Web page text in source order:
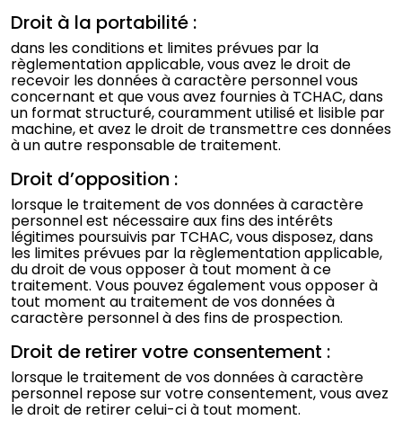
Droit à la portabilité :
dans les conditions et limites prévues par la
règlementation applicable, vous avez le droit de
recevoir les données à caractère personnel vous
concernant et que vous avez fournies à TCHAC, dans
un format structuré, couramment utilisé et lisible par
machine, et avez le droit de transmettre ces données
à un autre responsable de traitement.
Droit d’opposition :
lorsque le traitement de vos données à caractère
personnel est nécessaire aux fins des intérêts
légitimes poursuivis par TCHAC, vous disposez, dans
les limites prévues par la règlementation applicable,
du droit de vous opposer à tout moment à ce
traitement. Vous pouvez également vous opposer à
tout moment au traitement de vos données à
caractère personnel à des fins de prospection.
Droit de retirer votre consentement :
lorsque le traitement de vos données à caractère
personnel repose sur votre consentement, vous avez
le droit de retirer celui-ci à tout moment.